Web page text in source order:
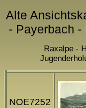
Alte
- Payerbach
Raxalpe -
NOE7252